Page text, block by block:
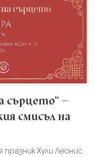
сърцето“ –
смисъл на
празник Хули Леонис